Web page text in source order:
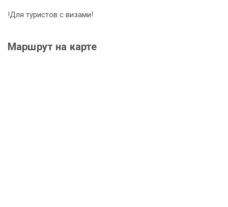
!Для туристов с визами!
Маршрут на карте